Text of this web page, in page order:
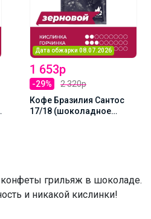
Дата обжарки 08.07.2026
1 653р
-29%
2 320р
Кофе Бразилия Сантос
17/18 (шоколадное
грильяж в шоколаде.
и никакой кислинки!